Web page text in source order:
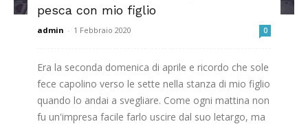
pesca con mio figlio
admin - 1 Febbraio 2020 0
Era la seconda domenica di aprile e ricordo che sole
fece capolino verso le sette nella stanza di mio figlio
quando lo andai a svegliare. Come ogni mattina non
fu un'impresa facile farlo uscire dal suo letargo, ma